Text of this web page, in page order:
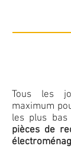
Tous les
maximum
les plus
pièces de